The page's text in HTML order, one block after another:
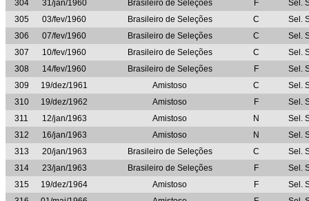
304
31/jan/1960 Brasileiro de Seleções F
Sel.
305
03/fev/1960 Brasileiro de Seleções C
Sel.
306
07/fev/1960 Brasileiro de Seleções C
Sel.
307
10/fev/1960 Brasileiro de Seleções C
Sel.
308
14/fev/1960 Brasileiro de Seleções F
Sel.
309
19/dez/1961 Amistoso C
Sel.
310
19/dez/1962 Amistoso F
Sel.
311
12/jan/1963 Amistoso N
Sel.
312
16/jan/1963 Amistoso N
Sel.
313
20/jan/1963 Brasileiro de Seleções C
Sel.
314
23/jan/1963 Brasileiro de Seleções F
Sel.
315
19/dez/1964 Amistoso F
Sel.